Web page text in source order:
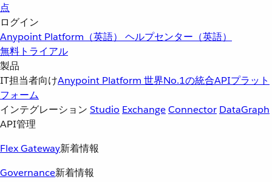
点
ログイン
Anypoint Platform（英語） ヘルプセンター（英語）
無料トライアル
製品
IT担当者向けAnypoint Platform 世界No.1の統合APIプラット
フォーム
インテグレーション Studio ExchangeConnector DataGraph
API管理
Flex Gateway新着情報
Governance新着情報